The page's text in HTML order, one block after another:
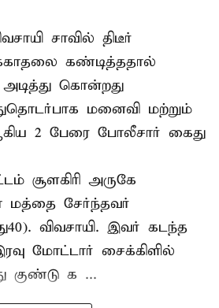
சாவில் திடீர்
கண்டித்ததால்
அடித்து கொன்றது
மனைவி மற்றும்
2 பேரை போலீசார் கைது
சூளகிரி அருகே
மத்தை சேர்ந்தவர்
விவசாயி. இவர் கடந்த
மோட்டார் சைக்கிளில்
குண்டு க ...